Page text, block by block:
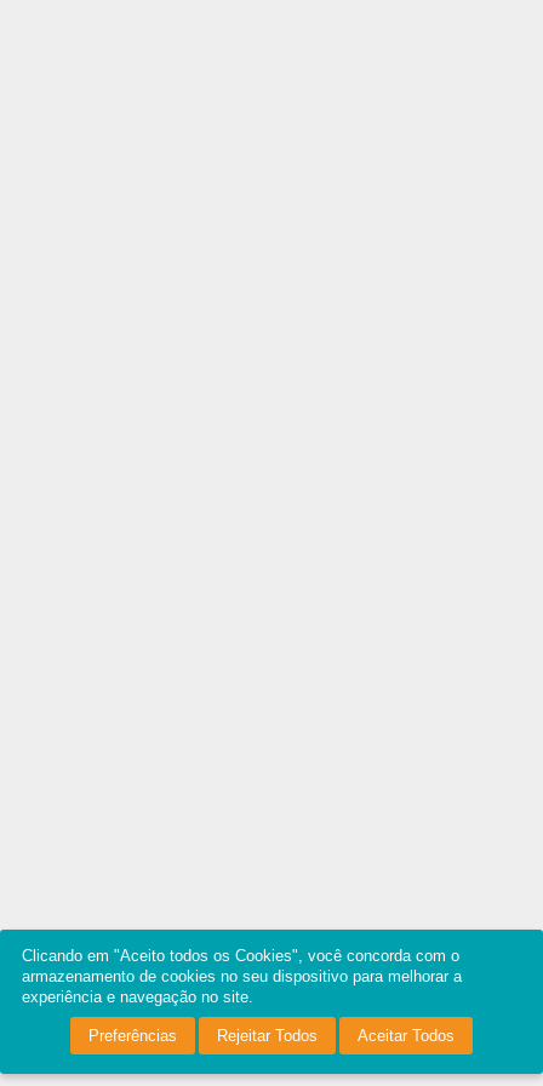
Clicando em "Aceito todos os Cookies", você concorda com o
armazenamento de cookies no seu dispositivo para melhorar a
experiência e navegação no site.
Preferências Rejeitar Todos Aceitar Todos